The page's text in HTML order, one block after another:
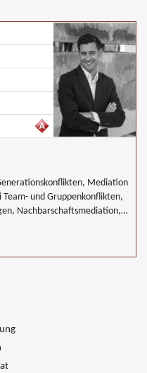
Mediation
und Gruppenkonflikten,
Nachbarschaftsmediation,